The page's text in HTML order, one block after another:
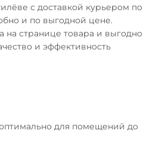
с доставкой курьером по
и по выгодной цене.
на странице товара и выгодно
и эффективность
для помещений до